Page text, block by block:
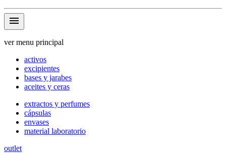
menu
ver menu principal
activos
excipientes
bases y jarabes
aceites y ceras
extractos y perfumes
cápsulas
envases
material laboratorio
outlet